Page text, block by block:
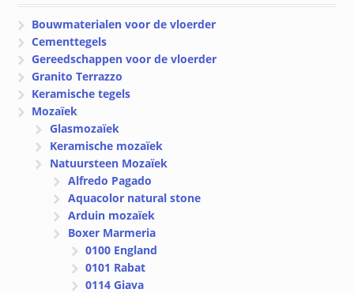
Bouwmaterialen voor de vloerder
Cementtegels
Gereedschappen voor de vloerder
Granito Terrazzo
Keramische tegels
Mozaïek
Glasmozaïek
Keramische mozaïek
Natuursteen Mozaïek
Alfredo Pagado
Aquacolor natural stone
Arduin mozaïek
Boxer Marmeria
0100 England
0101 Rabat
0114 Giava